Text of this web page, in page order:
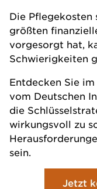
Die Pflegekosten
größten
vorgesorgt hat,
Schwierigkeiten
Entdecken Sie im
vom Deutschen
die
wirkungsvoll zu
sein.
Jetzt